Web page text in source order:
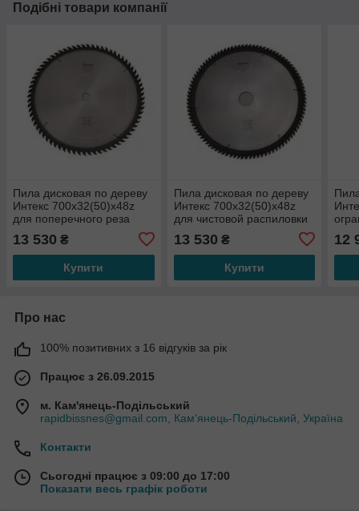
Подібні товари компанії
Пила дисковая по дереву
Интекс 700x32(50)x48z
для поперечного реза
13 530 ₴
Купити
Пила дисковая по дереву
Интекс 700x32(50)x48z
для чистовой распиловки
13 530 ₴
Купити
12
Про нас
100% позитивних з 16 відгуків за рік
Працює з 26.09.2015
м. Кам'янець-Подільський
rapidbissnes@gmail.com, Кам'янець-Подільський, Україна
Контакти
Сьогодні працює з 09:00 до 17:00
Показати весь графік роботи